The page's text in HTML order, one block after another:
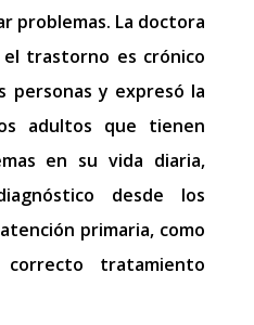
problemas. La doctora
trastorno es crónico
personas y expresó la
adultos que tienen
en su vida diaria,
desde los
primaria, como
tratamiento